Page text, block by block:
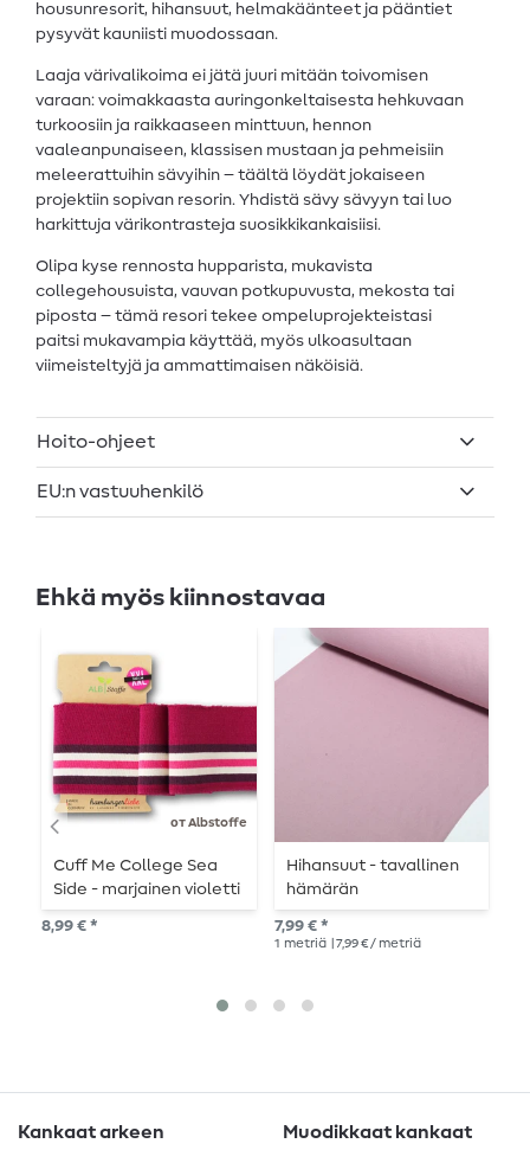
housunresorit, hihansuut, helmakäänteet ja pääntiet
pysyvät kauniisti muodossaan.
Laaja värivalikoima ei jätä juuri mitään toivomisen
varaan: voimakkaasta auringonkeltaisesta hehkuvaan
turkoosiin ja raikkaaseen minttuun, hennon
vaaleanpunaiseen, klassisen mustaan ja pehmeisiin
meleerattuihin sävyihin – täältä löydät jokaiseen
projektiin sopivan resorin. Yhdistä sävy sävyyn tai luo
harkittuja värikontrasteja suosikkikankaisiisi.
Olipa kyse rennosta hupparista, mukavista
collegehousuista, vauvan potkupuvusta, mekosta tai
piposta – tämä resori tekee ompeluprojekteistasi
paitsi mukavampia käyttää, myös ulkoasultaan
viimeisteltyjä ja ammattimaisen näköisiä.
Hoito-ohjeet
EU:n vastuuhenkilö
Ehkä myös kiinnostavaa
от Albstoffe
Cuff Me College Sea
Side - marjainen violetti
8,99 € *
Hihansuut - tavallinen
hämärän
vaaleanpunainen
7,99 € *
1 metriä | 7,99 € / metriä
Kankaat arkeen
Muodikkaat kankaat